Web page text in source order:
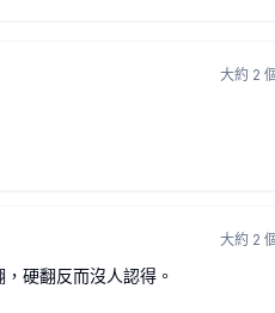
大約 2
大約 2
硬翻反而沒人認得。